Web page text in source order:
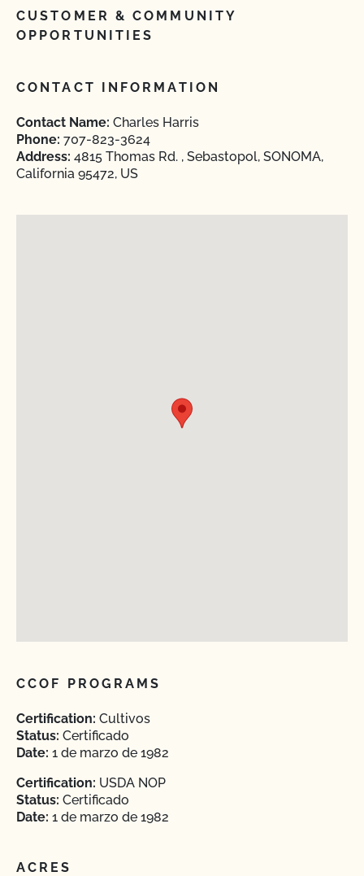
CUSTOMER & COMMUNITY
OPPORTUNITIES
CONTACT INFORMATION
Contact Name: Charles Harris
Phone: 707-823-3624
Address: 4815 Thomas Rd. , Sebastopol, SONOMA,
California 95472, US
CCOF PROGRAMS
Certification: Cultivos
Status: Certificado
Date: 1 de marzo de 1982
Certification: USDA NOP
Status: Certificado
Date: 1 de marzo de 1982
ACRES